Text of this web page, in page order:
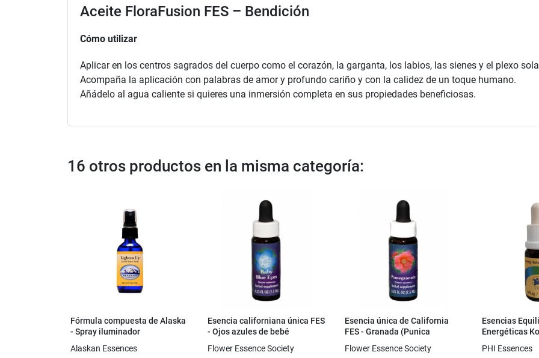
Aceite FloraFusion FES – Bendición
Cómo utilizar
Aplicar en los centros sagrados del cuerpo como el corazón, la garganta, los labios, las sienes y el plexo
Acompaña la aplicación con palabras de amor y profundo cariño y con la calidez de un toque humano.
Añádelo al agua caliente si quieres una inmersión completa en sus propiedades beneficiosas.
16 otros productos en la misma categoría:
Fórmula compuesta de Alaska
- Spray iluminador
Alaskan Essences
Esencia californiana única FES
- Ojos azules de bebé
(Nemophila menziesii) 7,4 ml
Flower Essence Society
Esencia única de California
FES - Granada (Punica
granatum) 7,4 ml
Flower Essence Society
Esencias
Energéticas
PHI Essences